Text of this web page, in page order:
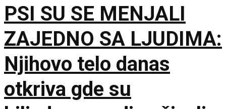
PSI SU SE MENJALI
ZAJEDNO SA LJUDIMA:
Njihovo telo danas
otkriva gde su